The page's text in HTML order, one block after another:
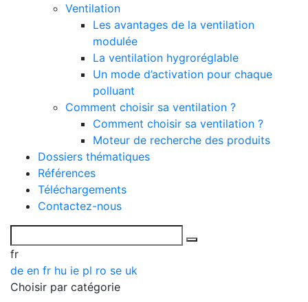
Ventilation
Les avantages de la ventilation
modulée
La ventilation hygroréglable
Un mode d’activation pour chaque
polluant
Comment choisir sa ventilation ?
Comment choisir sa ventilation ?
Moteur de recherche des produits
Dossiers thématiques
Références
Téléchargements
Contactez-nous
fr
de en fr hu ie pl ro se uk
Choisir par catégorie